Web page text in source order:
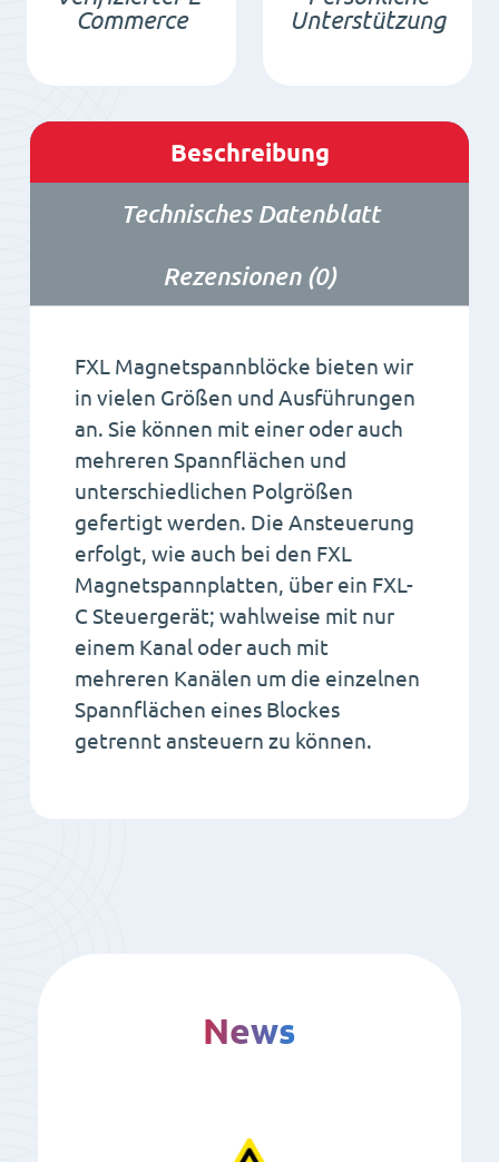
Commerce
Unterstützung
Beschreibung
Technisches Datenblatt
Rezensionen (0)
FXL Magnetspannblöcke bieten wir
in vielen Größen und Ausführungen
an. Sie können mit einer oder auch
mehreren Spannflächen und
unterschiedlichen Polgrößen
gefertigt werden. Die Ansteuerung
erfolgt, wie auch bei den FXL
Magnetspannplatten, über ein FXL-
C Steuergerät; wahlweise mit nur
einem Kanal oder auch mit
mehreren Kanälen um die einzelnen
Spannflächen eines Blockes
getrennt ansteuern zu können.
News